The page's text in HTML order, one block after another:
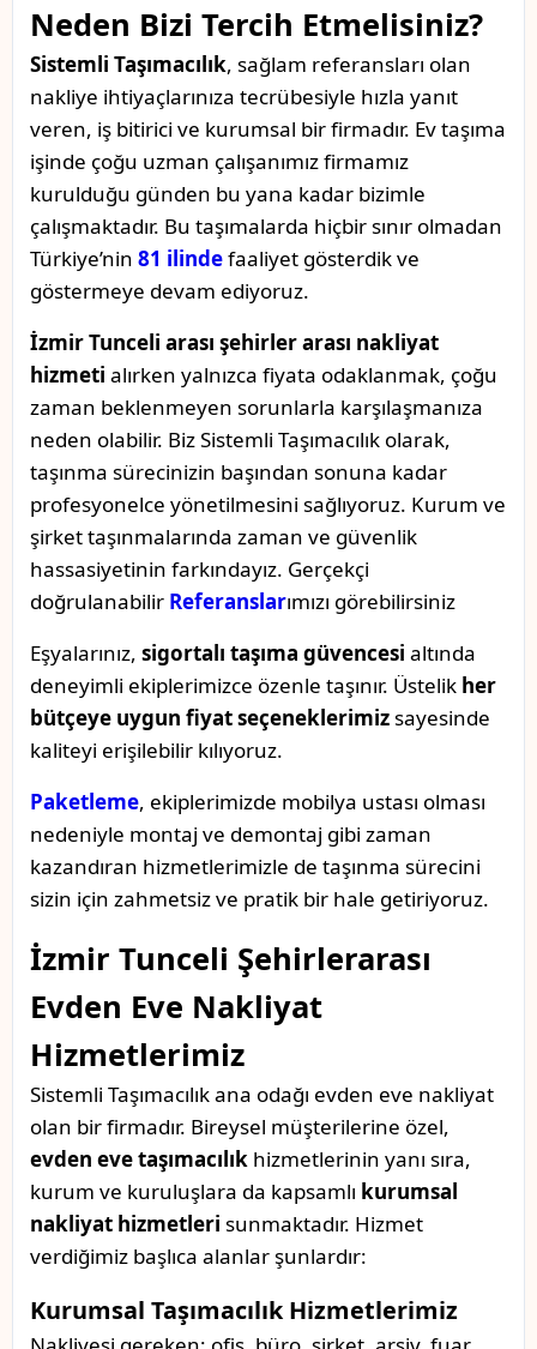
Neden Bizi Tercih Etmelisiniz?
Sistemli Taşımacılık, sağlam referansları olan
nakliye ihtiyaçlarınıza tecrübesiyle hızla yanıt
veren, iş bitirici ve kurumsal bir firmadır. Ev taşıma
işinde çoğu uzman çalışanımız firmamız
kurulduğu günden bu yana kadar bizimle
çalışmaktadır. Bu taşımalarda hiçbir sınır olmadan
Türkiye’nin 81 ilindefaaliyet gösterdik ve
göstermeye devam ediyoruz.
İzmir Tunceli arası şehirler arası nakliyat
hizmeti alırken yalnızca fiyata odaklanmak, çoğu
zaman beklenmeyen sorunlarla karşılaşmanıza
neden olabilir. Biz Sistemli Taşımacılık olarak,
taşınma sürecinizin başından sonuna kadar
profesyonelce yönetilmesini sağlıyoruz. Kurum ve
şirket taşınmalarında zaman ve güvenlik
hassasiyetinin farkındayız. Gerçekçi
doğrulanabilir Referanslarımızı görebilirsiniz
Eşyalarınız, sigortalı taşıma güvencesi altında
deneyimli ekiplerimizce özenle taşınır. Üstelik her
bütçeye uygun fiyat seçeneklerimizsayesinde
kaliteyi erişilebilir kılıyoruz.
Paketleme, ekiplerimizde mobilya ustası olması
nedeniyle montaj ve demontaj gibi zaman
kazandıran hizmetlerimizle de taşınma sürecini
sizin için zahmetsiz ve pratik bir hale getiriyoruz.
İzmir Tunceli Şehirlerarası
Evden Eve Nakliyat
Hizmetlerimiz
Sistemli Taşımacılık ana odağı evden eve nakliyat
olan bir firmadır. Bireysel müşterilerine özel,
evden eve taşımacılık hizmetlerinin yanı sıra,
kurum ve kuruluşlara da kapsamlı kurumsal
nakliyat hizmetleri sunmaktadır. Hizmet
verdiğimiz başlıca alanlar şunlardır:
Kurumsal Taşımacılık Hizmetlerimiz